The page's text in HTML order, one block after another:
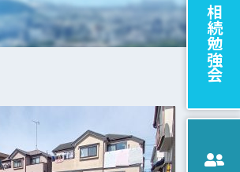
相続勉強会